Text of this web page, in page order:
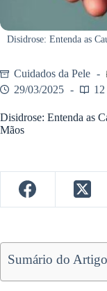
Disidrose: Entenda as
Cuidados da Pele
29/03/2025
Disidrose: Entenda as
Mãos
Sumário do Artigo